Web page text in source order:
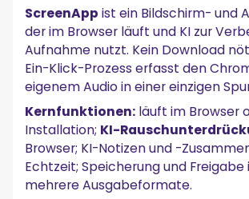
ScreenApp ist ein Bildschirm- und
der im Browser läuft und KI zur
Aufnahme nutzt. Kein Download
Ein-Klick-Prozess erfasst den
eigenem Audio in einer einzigen
Kernfunktionen: läuft im Browser
Installation; KI-
Browser; KI-Notizen und -
Echtzeit; Speicherung und Freigabe
mehrere Ausgabeformate.